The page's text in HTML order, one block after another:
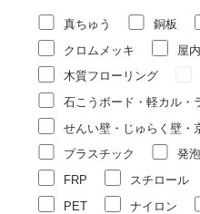
真ちゅう 銅板
クロムメッキ
屋
木質フローリング
石こうボード・軽カル・
せんい壁・じゅらく壁・
プラスチック
発
FRP
スチロール
PET
ナイロン